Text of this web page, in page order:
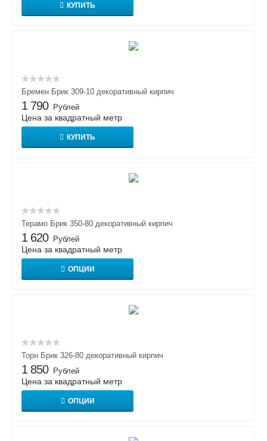
КУПИТЬ
Бремен Брик 309-10 декоративный кирпич
1 790 Рублей
Цена за квадратный метр
КУПИТЬ
Терамо Брик 350-80 декоративный кирпич
1 620 Рублей
Цена за квадратный метр
ОПЦИИ
Торн Брик 326-80 декоративный кирпич
1 850 Рублей
Цена за квадратный метр
ОПЦИИ